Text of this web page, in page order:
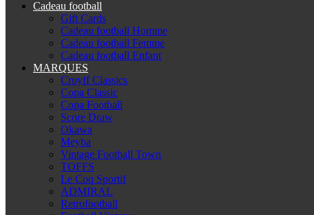
Cadeau football
Gift Cards
Cadeau football Homme
Cadeau football Femme
Cadeau football Enfant
MARQUES
Cruyff Classics
Copa Classic
Copa Football
Score Draw
Okawa
Meyba
Vintage Football Town
TOFFS
Le Coq Sportif
ADMIRAL
Retrofootball